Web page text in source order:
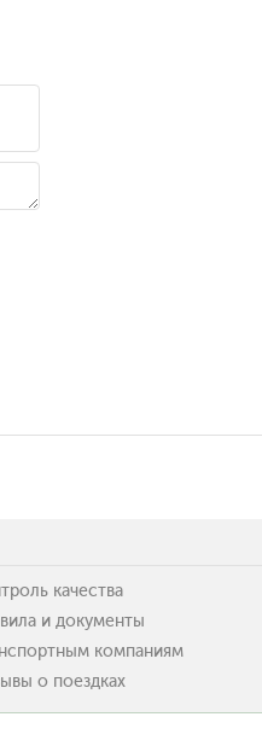
качества
и документы
компаниям
о поездках